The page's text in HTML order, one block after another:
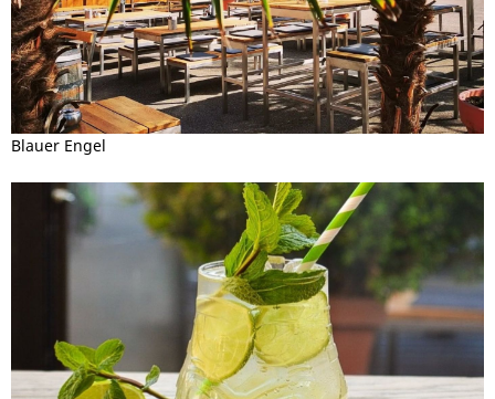
Blauer Engel